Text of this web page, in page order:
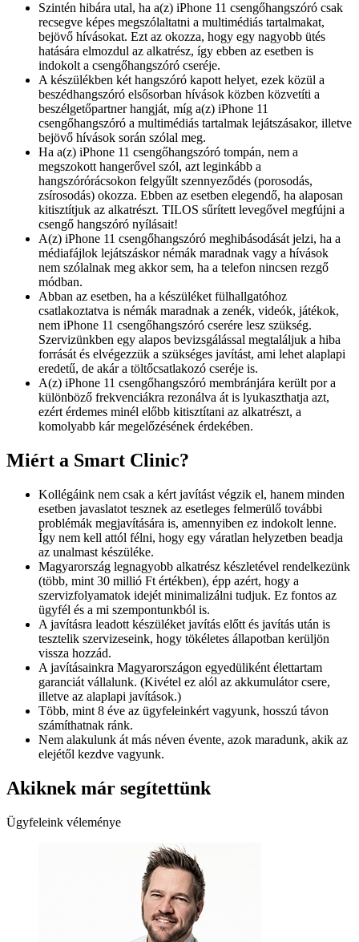
Szintén hibára utal, ha a(z) iPhone 11 csengőhangszóró csak
recsegve képes megszólaltatni a multimédiás tartalmakat,
bejövő hívásokat. Ezt az okozza, hogy egy nagyobb ütés
hatására elmozdul az alkatrész, így ebben az esetben is
indokolt a csengőhangszóró cseréje.
A készülékben két hangszóró kapott helyet, ezek közül a
beszédhangszóró elsősorban hívások közben közvetíti a
beszélgetőpartner hangját, míg a(z) iPhone 11
csengőhangszóró a multimédiás tartalmak lejátszásakor, illetve
bejövő hívások során szólal meg.
Ha a(z) iPhone 11 csengőhangszóró tompán, nem a
megszokott hangerővel szól, azt leginkább a
hangszórórácsokon felgyűlt szennyeződés (porosodás,
zsírosodás) okozza. Ebben az esetben elegendő, ha alaposan
kitisztítjuk az alkatrészt. TILOS sűrített levegővel megfújni a
csengő hangszóró nyílásait!
A(z) iPhone 11 csengőhangszóró meghibásodását jelzi, ha a
médiafájlok lejátszáskor némák maradnak vagy a hívások
nem szólalnak meg akkor sem, ha a telefon nincsen rezgő
módban.
Abban az esetben, ha a készüléket fülhallgatóhoz
csatlakoztatva is némák maradnak a zenék, videók, játékok,
nem iPhone 11 csengőhangszóró cserére lesz szükség.
Szervizünkben egy alapos bevizsgálással megtaláljuk a hiba
forrását és elvégezzük a szükséges javítást, ami lehet alaplapi
eredetű, de akár a töltőcsatlakozó cseréje is.
A(z) iPhone 11 csengőhangszóró membránjára került por a
különböző frekvenciákra rezonálva át is lyukaszthatja azt,
ezért érdemes minél előbb kitisztítani az alkatrészt, a
komolyabb kár megelőzésének érdekében.
Miért a Smart Clinic?
Kollégáink nem csak a kért javítást végzik el, hanem minden
esetben javaslatot tesznek az esetleges felmerülő további
problémák megjavítására is, amennyiben ez indokolt lenne.
Így nem kell attól félni, hogy egy váratlan helyzetben beadja
az unalmast készüléke.
Magyarország legnagyobb alkatrész készletével rendelkezünk
(több, mint 30 millió Ft értékben), épp azért, hogy a
szervizfolyamatok idejét minimalizálni tudjuk. Ez fontos az
ügyfél és a mi szempontunkból is.
A javításra leadott készüléket javítás előtt és javítás után is
tesztelik szervizeseink, hogy tökéletes állapotban kerüljön
vissza hozzád.
A javításainkra Magyarországon egyedüliként élettartam
garanciát vállalunk. (Kivétel ez alól az akkumulátor csere,
illetve az alaplapi javítások.)
Több, mint 8 éve az ügyfeleinkért vagyunk, hosszú távon
számíthatnak ránk.
Nem alakulunk át más néven évente, azok maradunk, akik az
elejétől kezdve vagyunk.
Akiknek már segítettünk
Ügyfeleink véleménye